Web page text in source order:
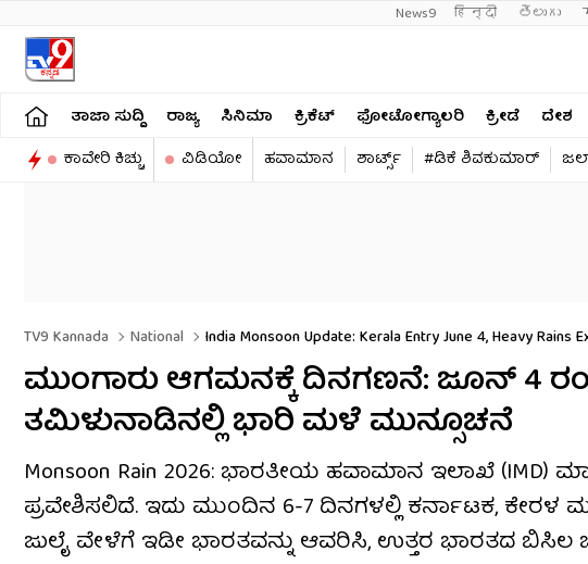
News9 हिन्दी తెలుగు
ತಾಜಾ ಸುದ್ದಿ ರಾಜ್ಯ ಸಿನಿಮಾ ಕ್ರಿಕೆಟ್​ ಫೋಟೋಗ್ಯಾಲರಿ ಕ್ರೀಡೆ ದೇಶ
ಕಾವೇರಿ ಕಿಚ್ಚು
ವಿಡಿಯೋ ಹವಾಮಾನ ಶಾರ್ಟ್ಸ್​ #ಡಿಕೆ ಶಿವಕುಮಾರ್​
TV9 Kannada National India Monsoon Update: Kerala Entry June 4, Heavy Rains
ಮುಂಗಾರು ಆಗಮನಕ್ಕೆ ದಿನಗಣನೆ: ಜೂನ್ 4
ತಮಿಳುನಾಡಿನಲ್ಲಿ ಭಾರಿ ಮಳೆ ಮುನ್ಸೂಚನೆ
Monsoon Rain 2026: ಭಾರತೀಯ ಹವಾಮಾನ ಇಲಾಖೆ (IMD)
ಪ್ರವೇಶಿಸಲಿದೆ. ಇದು ಮುಂದಿನ 6-7 ದಿನಗಳಲ್ಲಿ ಕರ್ನಾಟಕ, ಕೇರಳ
ಜುಲೈ ವೇಳೆಗೆ ಇಡೀ ಭಾರತವನ್ನು ಆವರಿಸಿ, ಉತ್ತರ ಭಾರತದ ಬಿಸಿಲ